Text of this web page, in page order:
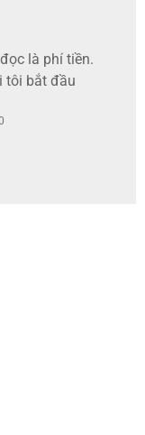
là phí tiền.
tôi bắt đầu